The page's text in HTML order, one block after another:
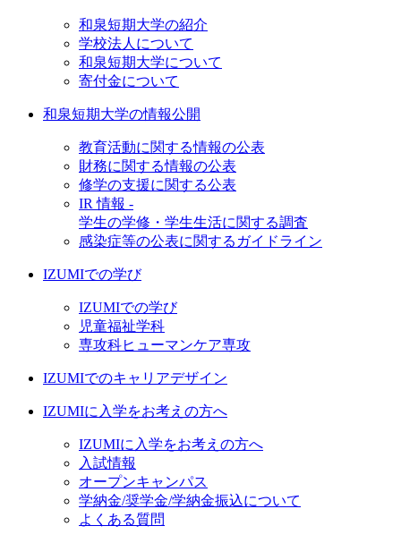
和泉短期大学の紹介
学校法人について
和泉短期大学について
寄付金について
和泉短期大学の情報公開
教育活動に関する情報の公表
財務に関する情報の公表
修学の支援に関する公表
IR 情報 -
学生の学修・学生生活に関する調査
感染症等の公表に関するガイドライン
IZUMIでの学び
IZUMIでの学び
児童福祉学科
専攻科ヒューマンケア専攻
IZUMIでのキャリアデザイン
IZUMIに入学をお考えの方へ
IZUMIに入学をお考えの方へ
入試情報
オープンキャンパス
学納金/奨学金/学納金振込について
よくある質問